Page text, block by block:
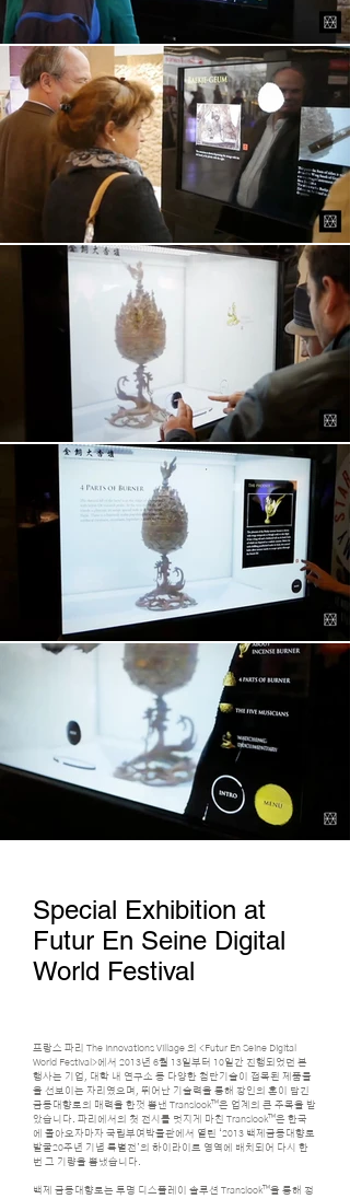
Special Exhibition at
Futur En Seine Digital
World Festival
프랑스 파리 The Innovations Village 의 <Futur En Seine Digital
World Festival>에서 2013년 6월 13일부터 10일간 진행되었던 본
행사는 기업, 대학 내 연구소 등 다양한 첨단기술이 접목된 제품들
을 선보이는 자리였으며, 뛰어난 기술력을 통해 장인의 혼이 담긴
금동대향로의 매력을 한껏 뽐낸 Translook™은 업계의 큰 주목을 받
았습니다. 파리에서의 첫 전시를 멋지게 마친 Translook™은 한국
에 돌아오자마자 국립부여박물관에서 열린 ‘2013 백제금동대향로
발굴20주년 기념 특별전’의 하이라이트 영역에 배치되어 다시 한
번 그 기량을 뽐냈습니다.
백제 금동대향로는 투명 디스플레이 솔루션 Translook™을 통해 정